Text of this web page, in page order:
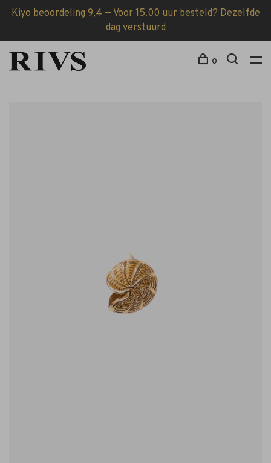
Kiyo beoordeling 9,4 — Voor 15.00 uur besteld? Dezelfde
dag verstuurd
0